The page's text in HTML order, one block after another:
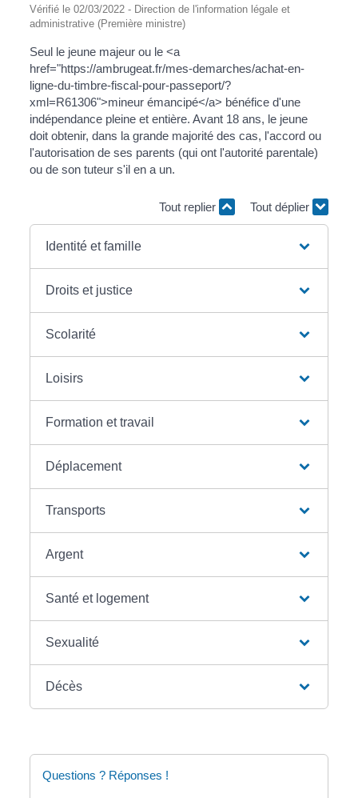
Vérifié le 02/03/2022 - Direction de l'information légale et
administrative (Première ministre)
Seul le jeune majeur ou le <a
href="https://ambrugeat.fr/mes-demarches/achat-en-
ligne-du-timbre-fiscal-pour-passeport/?
xml=R61306">mineur émancipé</a> bénéfice d'une
indépendance pleine et entière. Avant 18 ans, le jeune
doit obtenir, dans la grande majorité des cas, l'accord ou
l'autorisation de ses parents (qui ont l'autorité parentale)
ou de son tuteur s'il en a un.
Tout replier Tout déplier
Identité et famille
Droits et justice
Scolarité
Loisirs
Formation et travail
Déplacement
Transports
Argent
Santé et logement
Sexualité
Décès
Questions ? Réponses !